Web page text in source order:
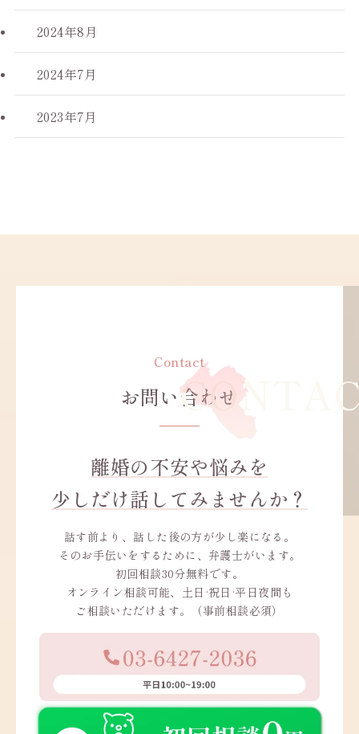
2024年8月
2024年7月
2023年7月
Contact
お問い合わせ
離婚の不安や悩みを
少しだけ話してみませんか？
話す前より、話した後の方が少し楽になる。
そのお手伝いをするために、弁護士がいます。
初回相談30分無料です。
オンライン相談可能、土日·祝日·平日夜間も
ご相談いただけます。（事前相談必須）